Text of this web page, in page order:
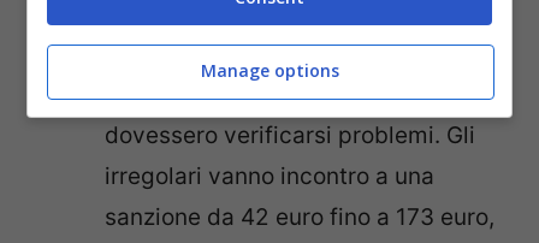
emergenza. Non può quindi che
essere indispensabile averlo
all’interno dell’abitacolo qualora
dovessero verificarsi problemi. Gli
irregolari vanno incontro a una
sanzione da 42 euro fino a 173 euro,
Manage options